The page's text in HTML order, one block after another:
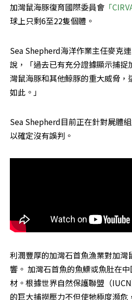
加灣鼠海豚復育國際委員會 「
球上只剩6至22隻個體。
Sea Shepherd海洋作業主任麥克
說，「過去已有充分證據顯示捕捉
灣鼠海豚和其他鯨豚的重大威脅，
如此。」
Sea Shepherd目前正在針對屍體
以確定沒有誤判。
利潤豐厚的加灣石首魚漁業對加灣
響。 加灣石首魚的魚鰾或魚肚在
材。根據世界自然保護聯盟（
的巨大捕撈壓力不但使牠極度瀕